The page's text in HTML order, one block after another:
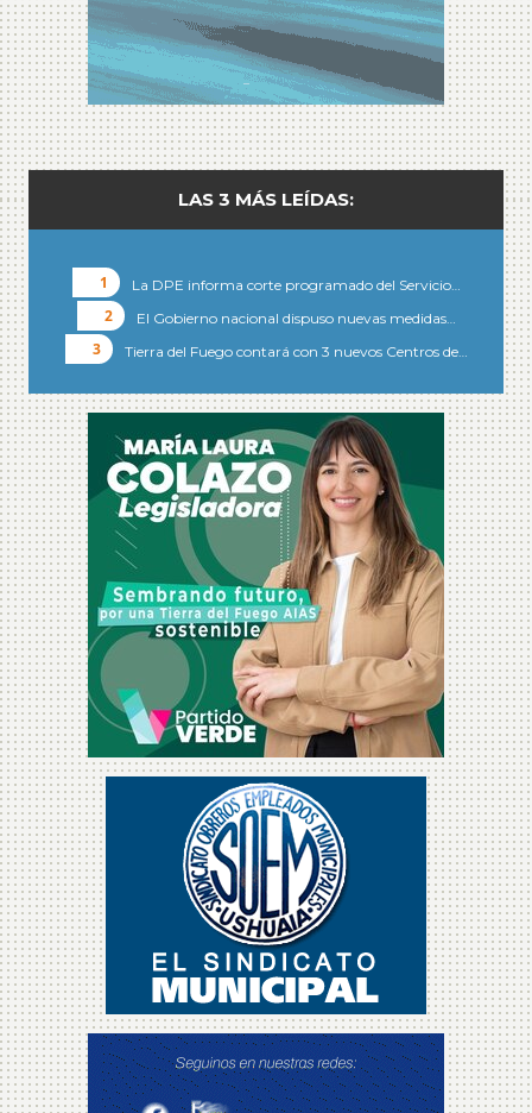
LAS 3 MÁS LEÍDAS:
La DPE informa corte programado del Servicio…
El Gobierno nacional dispuso nuevas medidas…
Tierra del Fuego contará con 3 nuevos Centros de…